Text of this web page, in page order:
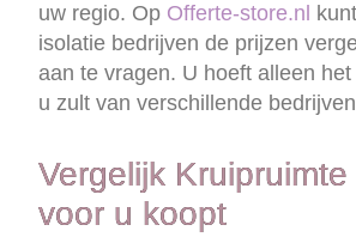
uw regio. Op Offerte-store.nl
isolatie bedrijven de prijzen
aan te vragen. U hoeft alleen
u zult van verschillende
Vergelijk
voor u koopt